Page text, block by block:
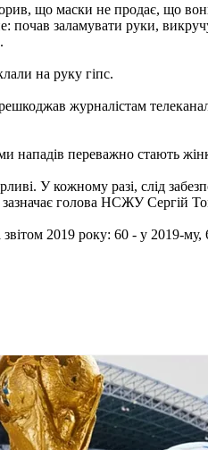
що маски не продає, що
почав заламувати руки,
на руку гіпс.
журналістам
нападів переважно стають
У кожному разі, слід
голова НСЖУ Сергій
2019 року: 60 - у 2019-му,